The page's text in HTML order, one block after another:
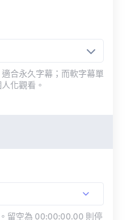
合永久字幕；而軟字幕單
化觀看。
留空為 00:00:00.00 則停